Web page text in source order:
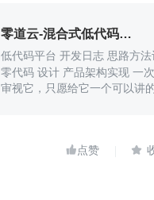
零道云-混合式低代码平台
低代码平台 开发日志 思路方法
零代码 设计 产品架构实现 一
 